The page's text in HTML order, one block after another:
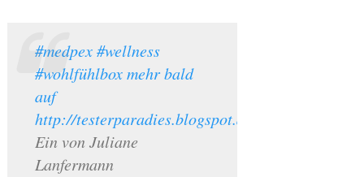
#medpex #wellness
#wohlfühlbox mehr bald
auf
http://testerparadies.blogspot.de
Ein von Juliane
Lanfermann